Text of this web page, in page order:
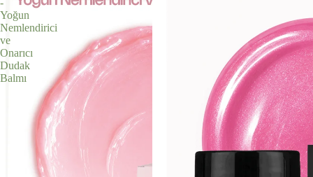
-
Yoğun
Nemlendirici
ve
Onarıcı
Dudak
Balmı